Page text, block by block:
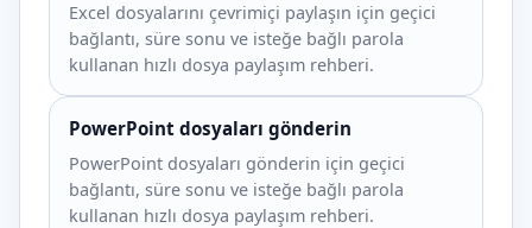
Excel dosyalarını çevrimiçi paylaşın için geçici
bağlantı, süre sonu ve isteğe bağlı parola
kullanan hızlı dosya paylaşım rehberi.
PowerPoint dosyaları gönderin
PowerPoint dosyaları gönderin için geçici
bağlantı, süre sonu ve isteğe bağlı parola
kullanan hızlı dosya paylaşım rehberi.